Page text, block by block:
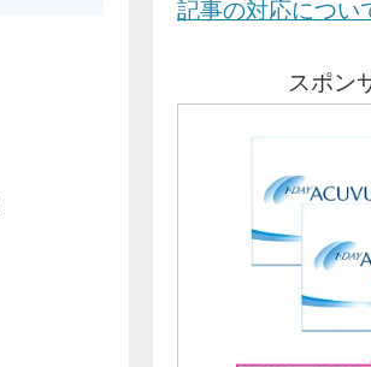
記事の対応につい
スポン